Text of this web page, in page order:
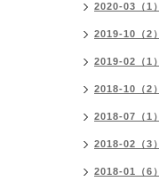
2020-03（1）
2019-10（2）
2019-02（1）
2018-10（2）
2018-07（1）
2018-02（3）
2018-01（6）